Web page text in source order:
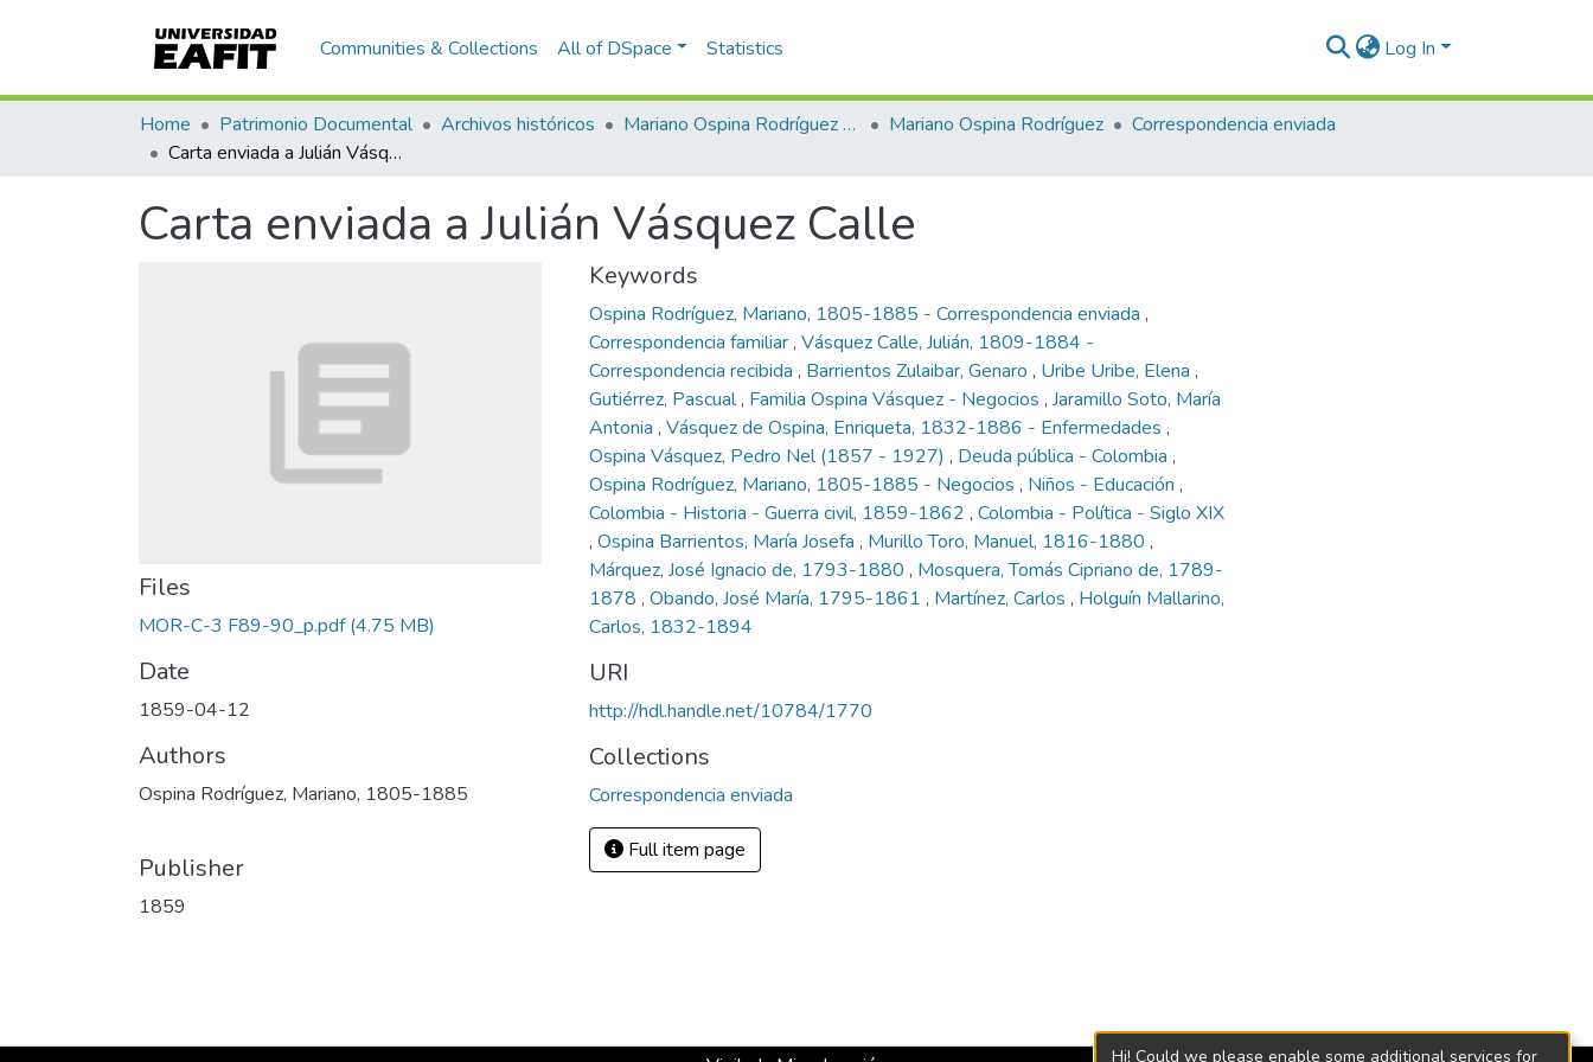
Communities & Collections All of DSpace Statistics Log In
Home Patrimonio Documental Archivos históricos Mariano Ospina Rodríguez (1826 -1912) Mariano Ospina Rodríguez
Correspondencia enviada
Carta enviada a Julián Vásquez Calle
Carta enviada a Julián Vásquez Calle
Files
MOR-C-3 F89-90_p.pdf(4.75 MB)
Date
1859-04-12
Authors
Ospina Rodríguez, Mariano, 1805-1885
Publisher
1859
Keywords
Ospina Rodríguez, Mariano, 1805-1885 - Correspondencia enviada ,
Correspondencia familiar, Vásquez Calle, Julián, 1809-1884 -
Correspondencia recibida , Barrientos Zulaibar, Genaro , Uribe Uribe, Elena ,
Gutiérrez, Pascual, Familia Ospina Vásquez - Negocios , Jaramillo Soto, María
Antonia , Vásquez de Ospina, Enriqueta, 1832-1886 - Enfermedades ,
Ospina Vásquez, Pedro Nel (1857 - 1927) , Deuda pública - Colombia ,
Ospina Rodríguez, Mariano, 1805-1885 - Negocios , Niños - Educación ,
Colombia - Historia - Guerra civil, 1859-1862 , Colombia - Política - Siglo XIX
, Ospina Barrientos, María Josefa , Murillo Toro, Manuel, 1816-1880 ,
Márquez, José Ignacio de, 1793-1880 , Mosquera, Tomás Cipriano de, 1789-
1878 , Obando, José María, 1795-1861 , Martínez, Carlos , Holguín Mallarino,
Carlos, 1832-1894
URI
http://hdl.handle.net/10784/1770
Collections
Correspondencia enviada
Full item page
Hi! Could we please enable some additional services for